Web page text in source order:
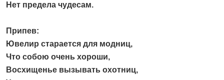
Нет предела чудесам.
Припев:
Ювелир старается для модниц,
Что собою очень хороши,
Восхищенье вызывать охотниц,